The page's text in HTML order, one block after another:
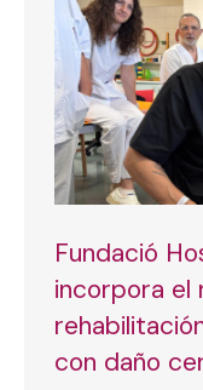
Fundació
incorpora el
con daño